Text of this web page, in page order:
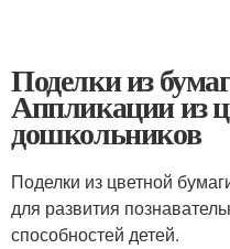
Поделки из
Аппликации из
дошкольников
Поделки из цветной
для развития
способностей детей.